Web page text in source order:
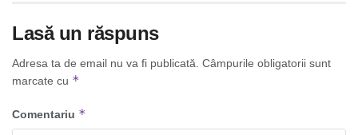
Lasă un răspuns
Adresa ta de email nu va fi publicată. Câmpurile obligatorii sunt
marcate cu *
Comentariu *